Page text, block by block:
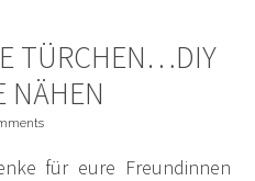
TÜRCHEN…DIY
NÄHEN
für eure Freundinnen